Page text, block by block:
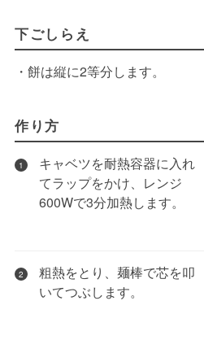
下ごしらえ
・餅は縦に2等分します。
作り方
1
キャベツを耐熱容器に入れ
てラップをかけ、レンジ
600Wで3分加熱します。
2
粗熱をとり、麺棒で芯を叩
いてつぶします。